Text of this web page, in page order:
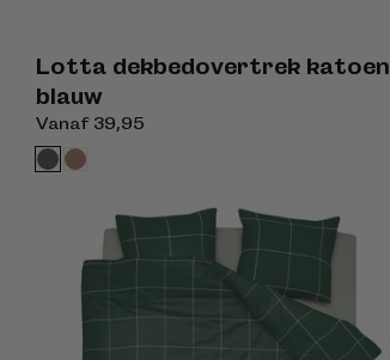
Lotta dekbedovertrek katoen
blauw
Normale
prijs
Vanaf 39,95